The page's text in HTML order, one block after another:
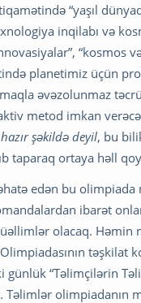
“yaşıl
inqilabı və
“kosmos
planetimiz üçün
əvəzolunmaz
metod imkan
şəkildə deyil, bu
taparaq ortaya həll
edən bu olimpiada
ibarət
olacaq. Həmin
təşkilat
“Təlimçilərin
Təlimlər olimpiadanın